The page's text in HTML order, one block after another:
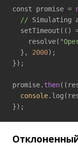
const promise =
// Simulating
  setTimeout(
()
    resolve(
  },
2000);
});
promise. then(
console
});